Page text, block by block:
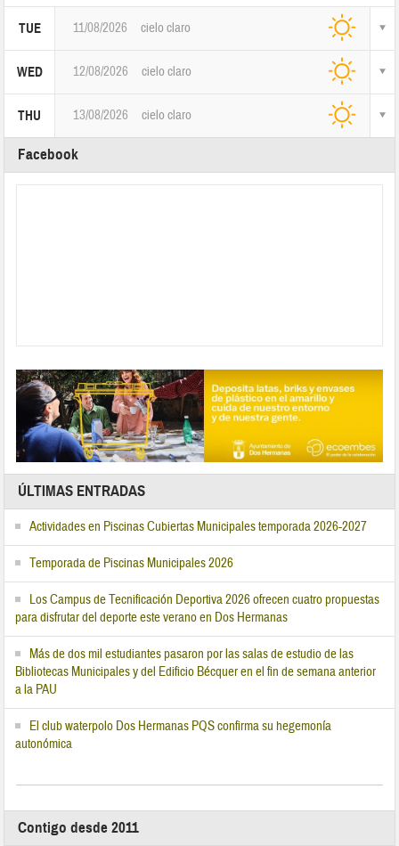
TUE 11/08/2026 cielo claro
WED 12/08/2026 cielo claro
THU 13/08/2026 cielo claro
Facebook
ÚLTIMAS ENTRADAS
Actividades en Piscinas Cubiertas Municipales temporada 2026-2027
Temporada de Piscinas Municipales 2026
Los Campus de Tecnificación Deportiva 2026 ofrecen cuatro propuestas
para disfrutar del deporte este verano en Dos Hermanas
Más de dos mil estudiantes pasaron por las salas de estudio de las
Bibliotecas Municipales y del Edificio Bécquer en el fin de semana anterior
a la PAU
El club waterpolo Dos Hermanas PQS confirma su hegemonía
autonómica
Contigo desde 2011